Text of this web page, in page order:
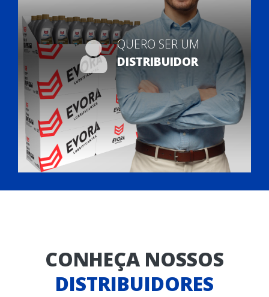
QUERO SER UM
DISTRIBUIDOR
CONHEÇA NOSSOS
DISTRIBUIDORES